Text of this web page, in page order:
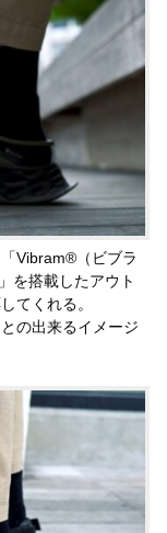
Vibram®（ビブラ
を搭載したアウト
てくれる。
の出来るイメージ